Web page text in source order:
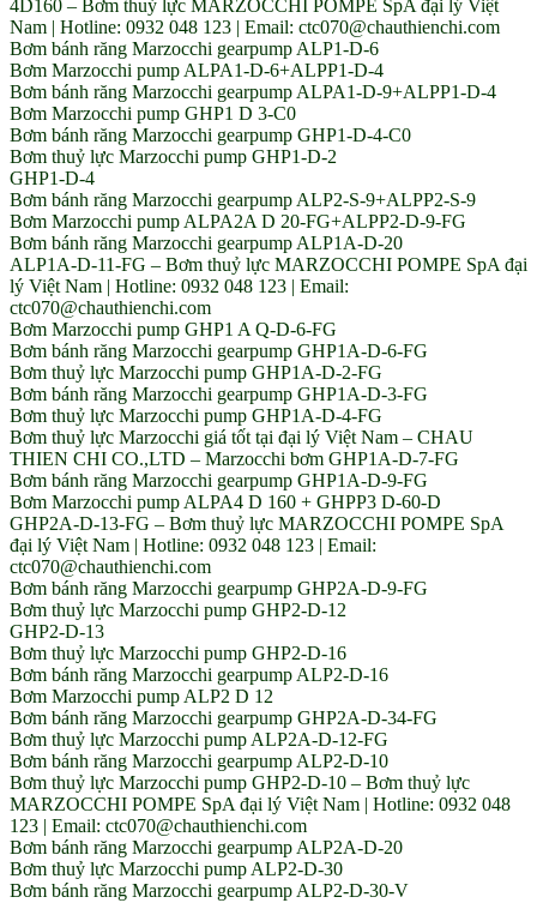
4D160 – Bơm thuỷ lực MARZOCCHI POMPE SpA đại lý Việt
Nam | Hotline: 0932 048 123 | Email: ctc070@chauthienchi.com
Bơm bánh răng Marzocchi gearpump ALP1-D-6
Bơm Marzocchi pump ALPA1-D-6+ALPP1-D-4
Bơm bánh răng Marzocchi gearpump ALPA1-D-9+ALPP1-D-4
Bơm Marzocchi pump GHP1 D 3-C0
Bơm bánh răng Marzocchi gearpump GHP1-D-4-C0
Bơm thuỷ lực Marzocchi pump GHP1-D-2
GHP1-D-4
Bơm bánh răng Marzocchi gearpump ALP2-S-9+ALPP2-S-9
Bơm Marzocchi pump ALPA2A D 20-FG+ALPP2-D-9-FG
Bơm bánh răng Marzocchi gearpump ALP1A-D-20
ALP1A-D-11-FG – Bơm thuỷ lực MARZOCCHI POMPE SpA đại
lý Việt Nam | Hotline: 0932 048 123 | Email:
ctc070@chauthienchi.com
Bơm Marzocchi pump GHP1 A Q-D-6-FG
Bơm bánh răng Marzocchi gearpump GHP1A-D-6-FG
Bơm thuỷ lực Marzocchi pump GHP1A-D-2-FG
Bơm bánh răng Marzocchi gearpump GHP1A-D-3-FG
Bơm thuỷ lực Marzocchi pump GHP1A-D-4-FG
Bơm thuỷ lực Marzocchi giá tốt tại đại lý Việt Nam – CHAU
THIEN CHI CO.,LTD – Marzocchi bơm GHP1A-D-7-FG
Bơm bánh răng Marzocchi gearpump GHP1A-D-9-FG
Bơm Marzocchi pump ALPA4 D 160 + GHPP3 D-60-D
GHP2A-D-13-FG – Bơm thuỷ lực MARZOCCHI POMPE SpA
đại lý Việt Nam | Hotline: 0932 048 123 | Email:
ctc070@chauthienchi.com
Bơm bánh răng Marzocchi gearpump GHP2A-D-9-FG
Bơm thuỷ lực Marzocchi pump GHP2-D-12
GHP2-D-13
Bơm thuỷ lực Marzocchi pump GHP2-D-16
Bơm bánh răng Marzocchi gearpump ALP2-D-16
Bơm Marzocchi pump ALP2 D 12
Bơm bánh răng Marzocchi gearpump GHP2A-D-34-FG
Bơm thuỷ lực Marzocchi pump ALP2A-D-12-FG
Bơm bánh răng Marzocchi gearpump ALP2-D-10
Bơm thuỷ lực Marzocchi pump GHP2-D-10 – Bơm thuỷ lực
MARZOCCHI POMPE SpA đại lý Việt Nam | Hotline: 0932 048
123 | Email: ctc070@chauthienchi.com
Bơm bánh răng Marzocchi gearpump ALP2A-D-20
Bơm thuỷ lực Marzocchi pump ALP2-D-30
Bơm bánh răng Marzocchi gearpump ALP2-D-30-V